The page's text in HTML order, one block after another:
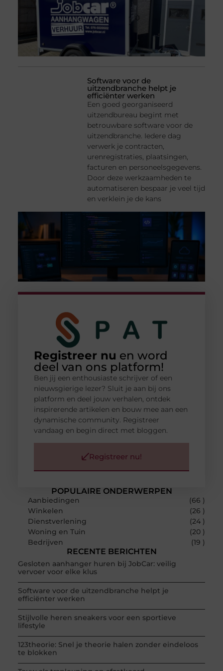
Software voor de
uitzendbranche helpt je
efficiënter werken
Een goed georganiseerd
uitzendbureau begint met
betrouwbare software voor de
uitzendbranche. Iedere dag
verwerk je contracten,
urenregistraties, plaatsingen,
facturen en personeelsgegevens.
Door deze werkzaamheden te
automatiseren bespaar je veel tijd
en verklein je de kans
POPULAIRE ONDERWERPEN
Aanbiedingen
(66 )
Winkelen
(26 )
Dienstverlening
(24 )
Woning en Tuin
(20 )
Bedrijven
(19 )
RECENTE BERICHTEN
Gesloten aanhanger huren bij JobCar: veilig
vervoer voor elke klus
Software voor de uitzendbranche helpt je
efficiënter werken
Stijlvolle heren sneakers voor een sportieve
lifestyle
123theorie: Snel je theorie halen zonder eindeloos
te blokken
Registreer nu en word
deel van ons platform!
Ben jij een enthousiaste schrijver of een
nieuwsgierige lezer? Sluit je aan bij ons
platform en deel jouw verhalen, ontdek
inspirerende artikelen en bouw mee aan een
dynamische community. Registreer
vandaag en begin direct met bloggen.
Registreer nu!